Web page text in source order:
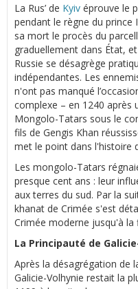
La Rus’ de Kyiv éprouve le
pendant le règne du prince
sa mort le procès du
graduellement dans État,
Russie se désagrège
indépendantes. Les
n'ont pas manqué
complexe – en 1240 après
Mongolo-Tatars sous le
fils de Gengis Khan
met le point dans l'histoire
Les mongolo-Tatars
presque cent ans : leur
aux terres du sud. Par la
khanat de Crimée s'est
Crimée moderne jusqu'à la
La Principauté de
Après la désagrégation de
Galicie-Volhynie restait la